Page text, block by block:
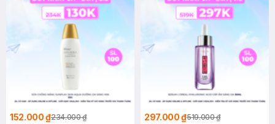
152.000 ₫234.000 ₫ 297.000 ₫519.000 ₫